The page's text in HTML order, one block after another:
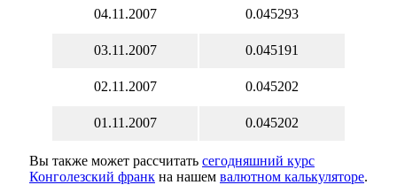
04.11.2007 0.045293
03.11.2007 0.045191
02.11.2007 0.045202
01.11.2007 0.045202
Вы также может рассчитать сегодняшний курс
Конголезский франк на нашем валютном калькуляторе.